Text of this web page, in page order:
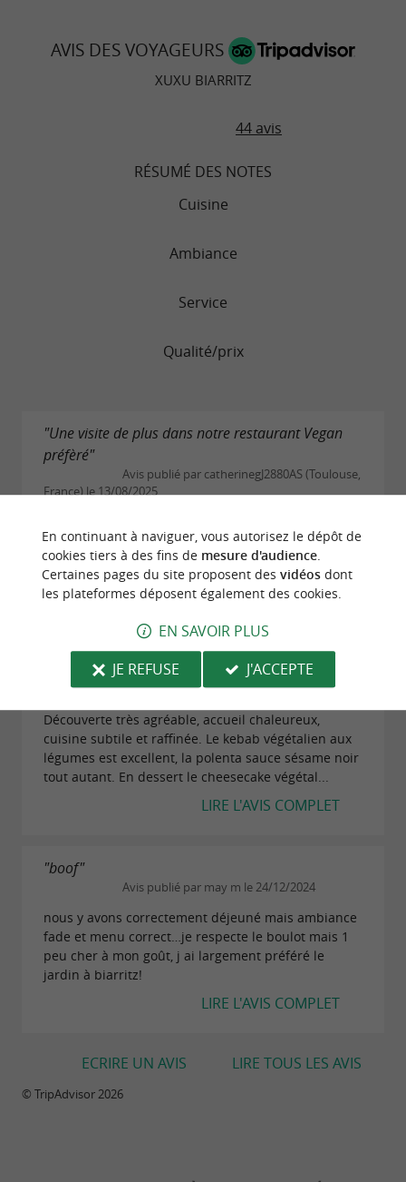
AVIS DES VOYAGEURS
XUXU BIARRITZ
44 avis
RÉSUMÉ DES NOTES
Cuisine
Ambiance
Service
Qualité/prix
"Une visite de plus dans notre restaurant Vegan
préfèré"
Avis publié par catherinegJ2880AS (Toulouse,
France) le 13/08/2025
variés.Nous avons pris un plat de chaque .Chili sin
carne,une salade de tagliatelles de courgettes,et un
sandwich façon kébab.Tout excellent .L' objectif...
LIRE L'AVIS COMPLET
"Excellent, belle découverte"
Avis publié par thalie F le 06/05/2025
Découverte très agréable, accueil chaleureux,
cuisine subtile et raffinée. Le kebab végétalien aux
légumes est excellent, la polenta sauce sésame noir
tout autant. En dessert le cheesecake végétal...
LIRE L'AVIS COMPLET
"boof"
Avis publié par may m le 24/12/2024
nous y avons correctement déjeuné mais ambiance
fade et menu correct…je respecte le boulot mais 1
peu cher à mon goût, j ai largement préféré le
jardin à biarritz!
LIRE L'AVIS COMPLET
LIRE TOUS LES AVIS
ECRIRE UN AVIS
© TripAdvisor 2026
En continuant à naviguer, vous autorisez le dépôt de
cookies tiers à des fins de mesure d'audience.
Certaines pages du site proposent des vidéosdont
les plateformes déposent également des cookies.
EN SAVOIR PLUS
JE REFUSE
J'ACCEPTE